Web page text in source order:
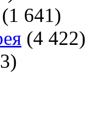
(1 641)
(4 422)